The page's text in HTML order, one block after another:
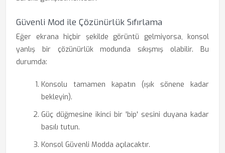
Güvenli Mod ile Çözünürlük Sıfırlama
Eğer ekrana hiçbir şekilde görüntü gelmiyorsa, konsol
yanlış bir çözünürlük modunda sıkışmış olabilir. Bu
durumda:
Konsolu tamamen kapatın (ışık sönene kadar
bekleyin).
Güç düğmesine ikinci bir 'bip' sesini duyana kadar
basılı tutun.
Konsol Güvenli Modda açılacaktır.